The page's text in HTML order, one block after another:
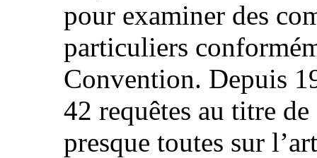
pour examiner des
particuliers
Convention. Depuis
42 requêtes au titre
presque toutes sur